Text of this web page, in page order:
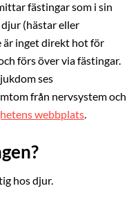
fästingar som i sin
(hästar eller
är inget direkt hot för
förs över via fästingar.
ses
från nervsystem och
webbplats.
hos djur.